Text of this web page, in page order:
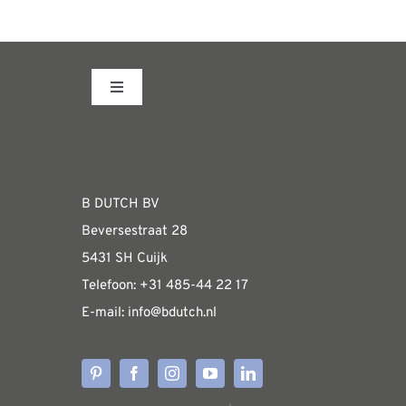
de
meerdere
op
de
productpagina
Toggle
WEBSHOP
Algemene informatie &
Verzendkosten
Levertijden
B DUTCH BV
Beversestraat 28
5431 SH Cuijk
Telefoon: +31 485-44 22 17
E-mail: info@bdutch.nl